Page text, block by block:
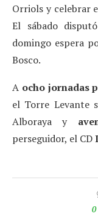
Orriols y celebrar
El sábado
domingo espera
Bosco.
A ocho jornadas
el Torre Levante
Alboraya y
perseguidor, el CD
0